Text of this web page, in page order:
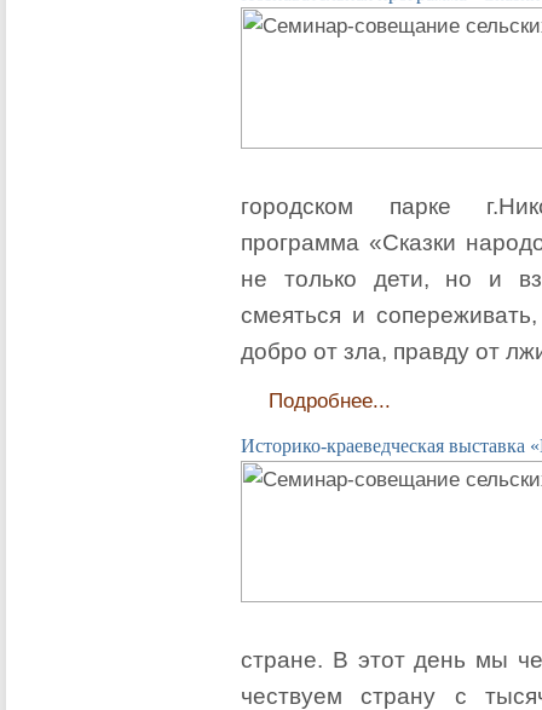
городском парке
программа «Сказки
не только дети, но и
смеяться и
добро от зла, правду от
Подробнее...
Историко-краеведческая
стране. В этот день мы
чествуем страну с